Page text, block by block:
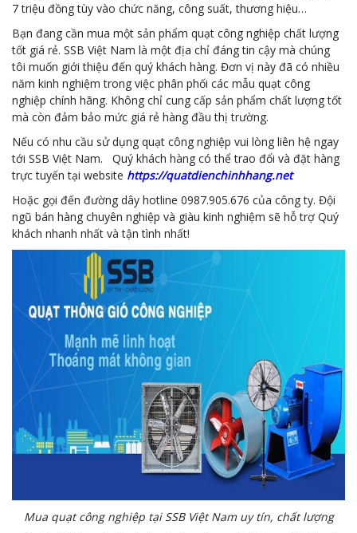
7 triệu đồng tùy vào chức năng, công suất, thương hiệu…
Bạn đang cần mua một sản phẩm quạt công nghiệp chất lượng
tốt giá rẻ. SSB Việt Nam là một địa chỉ đáng tin cậy mà chúng
tôi muốn giới thiệu đến quý khách hàng. Đơn vị này đã có nhiều
năm kinh nghiệm trong việc phân phối các mẫu quạt công
nghiệp chính hãng. Không chỉ cung cấp sản phẩm chất lượng tốt
mà còn đảm bảo mức giá rẻ hàng đầu thị trường.
Nếu có nhu cầu sử dụng quạt công nghiệp vui lòng liên hệ ngay
tới SSB Việt Nam. Quý khách hàng có thể trao đổi và đặt hàng
trực tuyến tại website https://quatdienchinhhang.net
Hoặc gọi đến đường dây hotline 0987.905.676 của công ty. Đội
ngũ bán hàng chuyên nghiệp và giàu kinh nghiệm sẽ hỗ trợ Quý
khách nhanh nhất và tận tình nhất!
Mua quạt công nghiệp tại SSB Việt Nam uy tín, chất lượng